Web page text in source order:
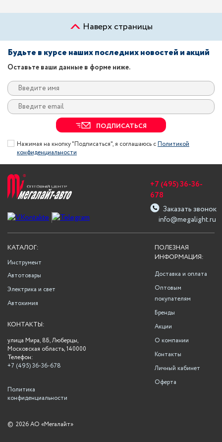
Наверх страницы
Будьте в курсе наших последних новостей и акций
Оставьте ваши данные в форме ниже.
ПОДПИСАТЬСЯ
Нажимая на кнопку "Подписаться", я соглашаюсь сПолитикой
конфиденциальности
info@megalight.ru
+7 (495) 36-36-
678
Заказать звонок
ПОЛЕЗНАЯ
ИНФОРМАЦИЯ:
Доставка и оплата
Оптовым
покупателям
Бренды
Акции
О компании
Контакты
Личный кабинет
Оферта
КАТАЛОГ:
Инструмент
Автотовары
Электрика и свет
Автохимия
КОНТАКТЫ:
улица Мира, 8Б, Люберцы,
Московская область, 140000
Телефон:
+7 (495) 36-36-678
Политика
конфиденциальности
© 2026 АО «Мегалайт»